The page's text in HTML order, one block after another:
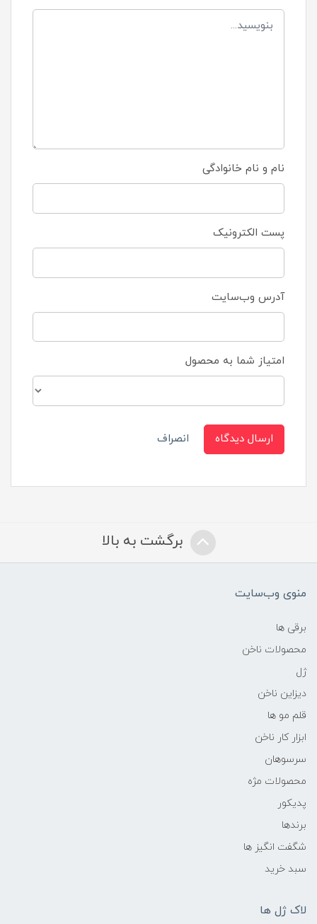
نام و نام خانوادگی
پست الکترونیک
آدرس وب‌سایت
امتیاز شما به محصول
ارسال دیدگاه انصراف
برگشت به بالا
منوی وب‌سایت
برقی ها
محصولات ناخن
ژل
دیزاین ناخن
قلم مو ها
ابزار کار ناخن
سرسوهان
محصولات مژه
پدیکور
برندها
شگفت انگیز ها
سبد خرید
لاک ژل ها